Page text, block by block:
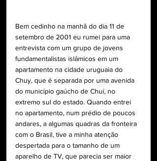
Bem cedinho na manhã do dia 11 de
setembro de 2001 eu rumei para uma
entrevista com um grupo de jovens
fundamentalistas islâmicos em um
apartamento na cidade uruguaia do
Chuy, que é separada por uma avenida
do município gaúcho de Chuí, no
extremo sul do estado. Quando entrei
no apartamento, num prédio de poucos
andares, a algumas quadras da fronteira
com o Brasil, tive a minha atenção
despertada para o tamanho de um
aparelho de TV, que parecia ser maior